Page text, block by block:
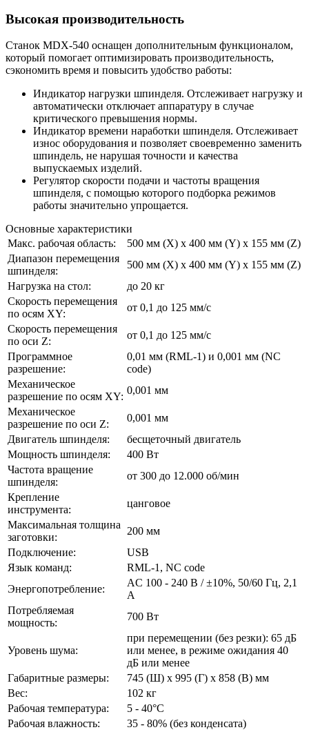
Высокая производительность
Станок MDX-540 оснащен дополнительным функционалом,
который помогает оптимизировать производительность,
сэкономить время и повысить удобство работы:
Индикатор нагрузки шпинделя. Отслеживает нагрузку и
автоматически отключает аппаратуру в случае
критического превышения нормы.
Индикатор времени наработки шпинделя. Отслеживает
износ оборудования и позволяет своевременно заменить
шпиндель, не нарушая точности и качества
выпускаемых изделий.
Регулятор скорости подачи и частоты вращения
шпинделя, с помощью которого подборка режимов
работы значительно упрощается.
Основные характеристики
Макс. рабочая область:
500 мм (X) х 400 мм (Y) х 155 мм (Z)
Диапазон перемещения
шпинделя:
500 мм (X) х 400 мм (Y) х 155 мм (Z)
Нагрузка на стол:
до 20 кг
Скорость перемещения
по осям XY:
от 0,1 до 125 мм/с
Скорость перемещения
по оси Z:
от 0,1 до 125 мм/с
Программное
разрешение:
0,01 мм (RML-1) и 0,001 мм (NC
code)
Механическое
разрешение по осям XY:
0,001 мм
Механическое
разрешение по оси Z:
0,001 мм
Двигатель шпинделя:
бесщеточный двигатель
Мощность шпинделя:
400 Вт
Частота вращение
шпинделя:
от 300 до 12.000 об/мин
Крепление
инструмента:
цанговое
Максимальная толщина
заготовки:
200 мм
Подключение:
USB
Язык команд:
RML-1, NC code
Энергопотребление:
AC 100 - 240 В / ±10%, 50/60 Гц, 2,1
А
Потребляемая
мощность:
700 Вт
Уровень шума:
при перемещении (без резки): 65 дБ
или менее, в режиме ожидания 40
дБ или менее
Габаритные размеры:
745 (Ш) x 995 (Г) x 858 (В) мм
Вес:
102 кг
Рабочая температура:
5 - 40°С
Рабочая влажность:
35 - 80% (без конденсата)